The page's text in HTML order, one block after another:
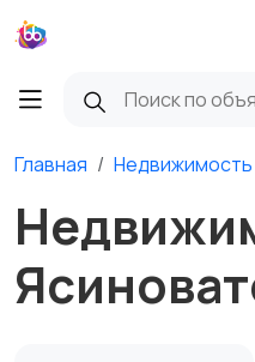
Главная Недвижимость